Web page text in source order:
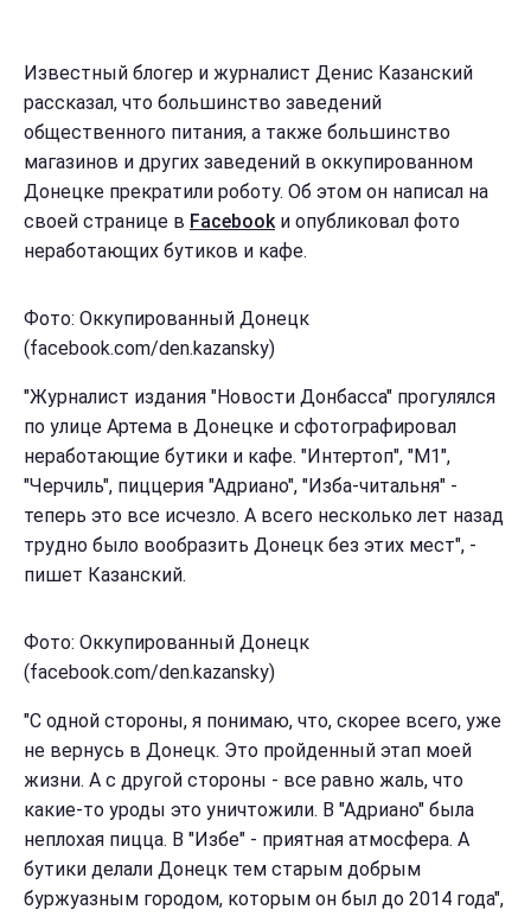
Известный блогер и журналист Денис Казанский
рассказал, что большинство заведений
общественного питания, а также большинство
магазинов и других заведений в оккупированном
Донецке прекратили роботу. Об этом он написал на
своей странице в Facebookи опубликовал фото
неработающих бутиков и кафе.
Фото: Оккупированный Донецк
(facebook.com/den.kazansky)
"Журналист издания "Новости Донбасса" прогулялся
по улице Артема в Донецке и сфотографировал
неработающие бутики и кафе. "Интертоп", "М1",
"Черчиль", пиццерия "Адриано", "Изба-читальня" -
теперь это все исчезло. А всего несколько лет назад
трудно было вообразить Донецк без этих мест", -
пишет Казанский.
Фото: Оккупированный Донецк
(facebook.com/den.kazansky)
"С одной стороны, я понимаю, что, скорее всего, уже
не вернусь в Донецк. Это пройденный этап моей
жизни. А с другой стороны - все равно жаль, что
какие-то уроды это уничтожили. В "Адриано" была
неплохая пицца. В "Избе" - приятная атмосфера. А
бутики делали Донецк тем старым добрым
буржуазным городом, которым он был до 2014 года",